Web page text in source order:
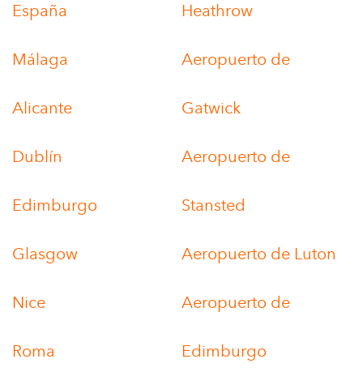
España
Málaga
Alicante
Dublín
Edimburgo
Glasgow
Nice
Roma
Heathrow
Aeropuerto de
Gatwick
Aeropuerto de
Stansted
Aeropuerto de Luton
Aeropuerto de
Edimburgo